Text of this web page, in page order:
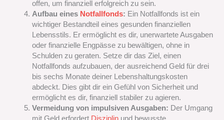
offen, um finanziell erfolgreich zu sein.
Aufbau eines Notfallfonds: Ein Notfallfonds ist ein
wichtiger Bestandteil eines gesunden finanziellen
Lebensstils. Er ermöglicht es dir, unerwartete Ausgaben
oder finanzielle Engpässe zu bewältigen, ohne in
Schulden zu geraten. Setze dir das Ziel, einen
Notfallfonds aufzubauen, der ausreichend Geld für drei
bis sechs Monate deiner Lebenshaltungskosten
abdeckt. Dies gibt dir ein Gefühl von Sicherheit und
ermöglicht es dir, finanziell stabiler zu agieren.
Vermeidung von impulsiven Ausgaben: Der Umgang